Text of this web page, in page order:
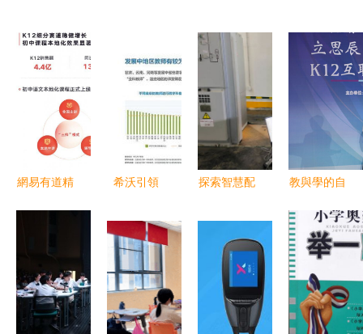
網易有道精
130.2% 本
地化網課成
增長新引擎
希沃引領
革 數字設
備助推未來
智慧課堂快
速發展
探索智慧配
科技創新課
教與學的自
思辰敏特移
動學習解決
方案賦能
K12教育